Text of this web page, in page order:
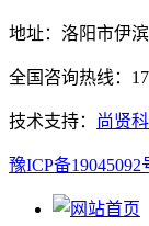
地址：洛阳市伊
全国咨询热线：
技术支持： 尚贤
豫ICP备19045092